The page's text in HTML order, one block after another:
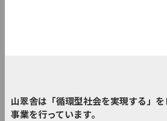
山翠舎は「循環型社会を実現する」
事業を行っています。